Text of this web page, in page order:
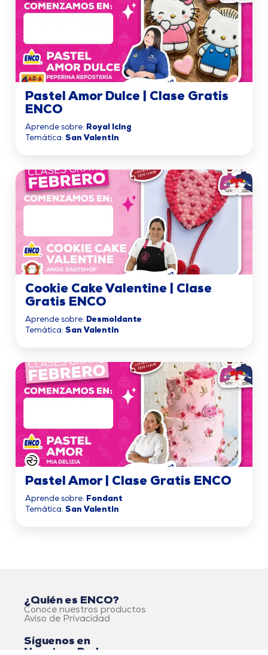
Pastel Amor Dulce | Clase Gratis
ENCO
Aprende sobre: Royal Icing
Temática: San Valentin
Cookie Cake Valentine | Clase
Gratis ENCO
Aprende sobre: Desmoldante
Temática: San Valentin
Pastel Amor | Clase Gratis ENCO
Aprende sobre: Fondant
Temática: San Valentin
¿Quién es ENCO?
Conoce nuestros productos
Aviso de Privacidad
Síguenos en
Nuestras Redes